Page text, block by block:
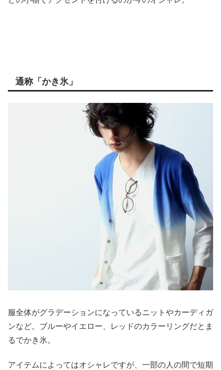
通称「かき氷」
服全体がグラデーションになっているニットやカーディガ
ンなど。ブルーやイエロー、レッドのカラーリングだとま
るでかき氷。
アイテムによってはオシャレですが、一部の人の間で短期